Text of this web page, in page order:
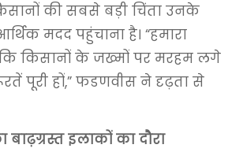
की सबसे बड़ी चिंता उनके
मदद पहुंचाना है। “हमारा
कि किसानों के जख्मों पर मरहम लगे
पूरी हों,” फडणवीस ने दृढ़ता से
बाढ़ग्रस्त इलाकों का दौरा